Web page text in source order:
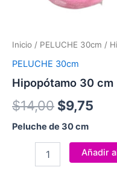
Inicio / PELUCHE 30cm /
PELUCHE 30cm
Hipopótamo 30 cm
$14,00 $9,75
Peluche de 30 cm
Añadir